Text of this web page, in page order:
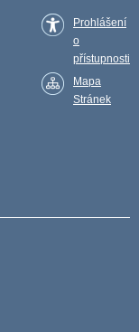
Prohlášení
o
přístupnosti
Mapa
Stránek